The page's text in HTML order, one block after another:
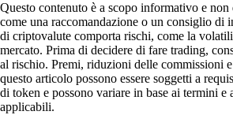
Questo contenuto è a scopo informativo e non
come una raccomandazione o un consiglio di
di criptovalute comporta rischi, come la
mercato. Prima di decidere di fare trading,
al rischio. Premi, riduzioni delle commissioni
questo articolo possono essere soggetti a
di token e possono variare in base ai termini e
applicabili.